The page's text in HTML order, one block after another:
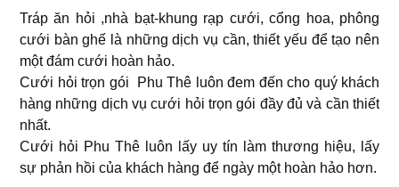
Tráp ăn hỏi ,nhà bạt-khung rạp cưới, cổng hoa, phông
cưới bàn ghế là những dịch vụ cần, thiết yếu để tạo nên
một đám cưới hoàn hảo.
Cưới hỏi trọn gói Phu Thê luôn đem đến cho quý khách
hàng những dịch vụ cưới hỏi trọn gói đầy đủ và cần thiết
nhất.
Cưới hỏi Phu Thê luôn lấy uy tín làm thương hiệu, lấy
sự phản hồi của khách hàng để ngày một hoàn hảo hơn.